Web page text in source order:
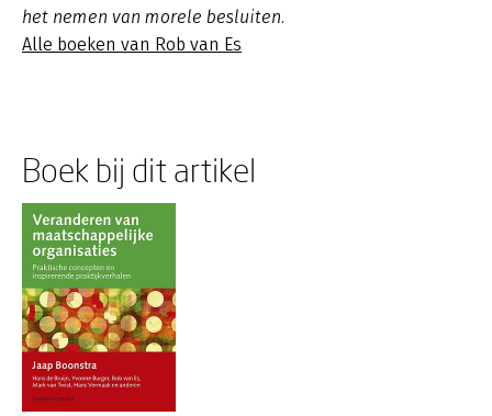
het nemen van morele besluiten.
Alle boeken van Rob van Es
Boek bij dit artikel